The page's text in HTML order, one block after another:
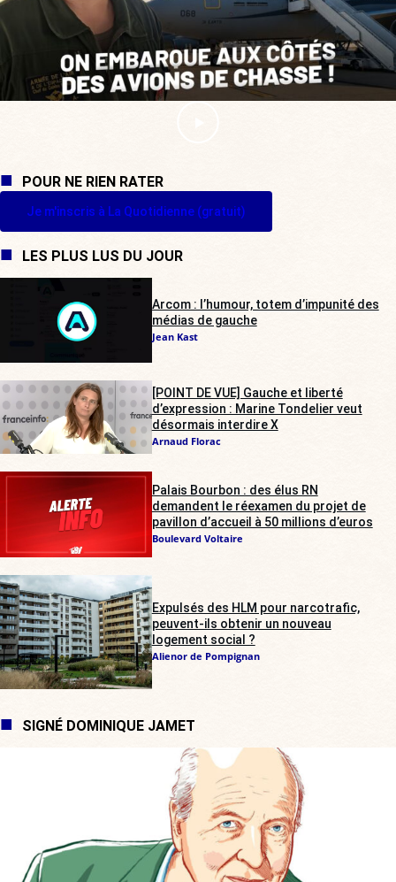
POUR NE RIEN RATER
Je m'inscris à La Quotidienne (gratuit)
LES PLUS LUS DU JOUR
Arcom : l’humour, totem d’impunité des
médias de gauche
Jean Kast
[POINT DE VUE] Gauche et liberté
d’expression : Marine Tondelier veut
désormais interdire X
Arnaud Florac
Palais Bourbon : des élus RN
demandent le réexamen du projet de
pavillon d’accueil à 50 millions d’euros
Boulevard Voltaire
Expulsés des HLM pour narcotrafic,
peuvent-ils obtenir un nouveau
logement social ?
Alienor de Pompignan
SIGNÉ DOMINIQUE JAMET